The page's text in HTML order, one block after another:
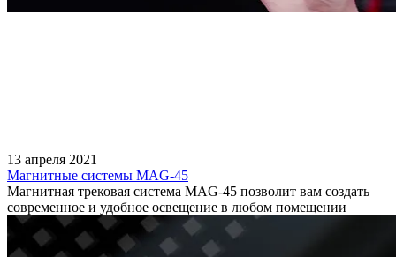
13 апреля 2021
Магнитные системы MAG-45
Магнитная трековая система MAG-45 позволит вам создать
современное и удобное освещение в любом помещении